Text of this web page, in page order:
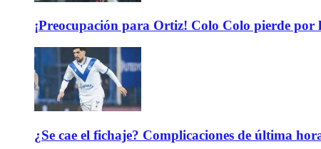
¡Preocupación para Ortiz! Colo Colo pierde
¿Se cae el fichaje? Complicaciones de última